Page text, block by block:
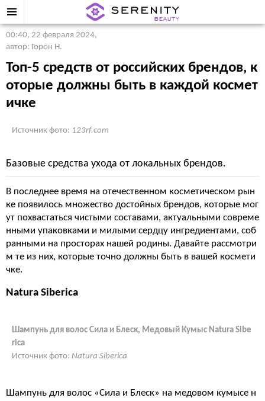
00:40, 22 февраля 2024,
автор: Горон Н.
Топ-5 средств от российских брендов, к
оторые должны быть в каждой космет
ичке
Источник фото: 123rf.com
Базовые средства ухода от локальных брендов.
В последнее время на отечественном косметическом рын
ке появилось множество достойных брендов, которые мог
ут похвастаться чистыми составами, актуальными совреме
нными упаковками и милыми сердцу ингредиентами, соб
ранными на просторах нашей родины. Давайте рассмотри
м те из них, которые точно должны быть в вашей космети
чке.
Natura Siberica
Шампунь для волос Сила и Блеск, Медовый Кумыс Natura Sibe
ricа
Источник фото: Natura Siberica
Шампунь для волос «Сила и Блеск» на медовом кумысе н